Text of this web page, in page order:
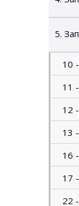
5.
10
11
12
13
16
17
22